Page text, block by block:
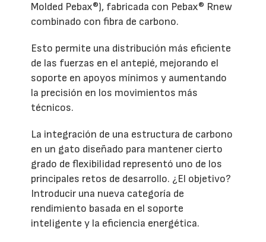
Molded Pebax®), fabricada con Pebax® Rnew
combinado con fibra de carbono.
Esto permite una distribución más eficiente
de las fuerzas en el antepié, mejorando el
soporte en apoyos mínimos y aumentando
la precisión en los movimientos más
técnicos.
La integración de una estructura de carbono
en un gato diseñado para mantener cierto
grado de flexibilidad representó uno de los
principales retos de desarrollo. ¿El objetivo?
Introducir una nueva categoría de
rendimiento basada en el soporte
inteligente y la eficiencia energética.